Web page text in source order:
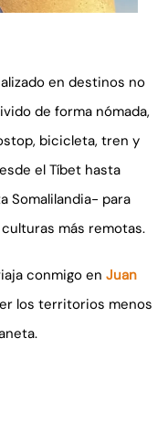
en destinos no
de forma nómada,
bicicleta, tren y
el Tíbet hasta
Somalilandia- para
más remotas.
conmigo en Juan
los territorios menos